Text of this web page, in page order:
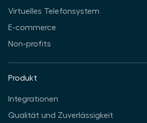
Virtuelles Telefonsystem
E-commerce
Non-profits
Produkt
Integrationen
Qualität und Zuverlässigkeit